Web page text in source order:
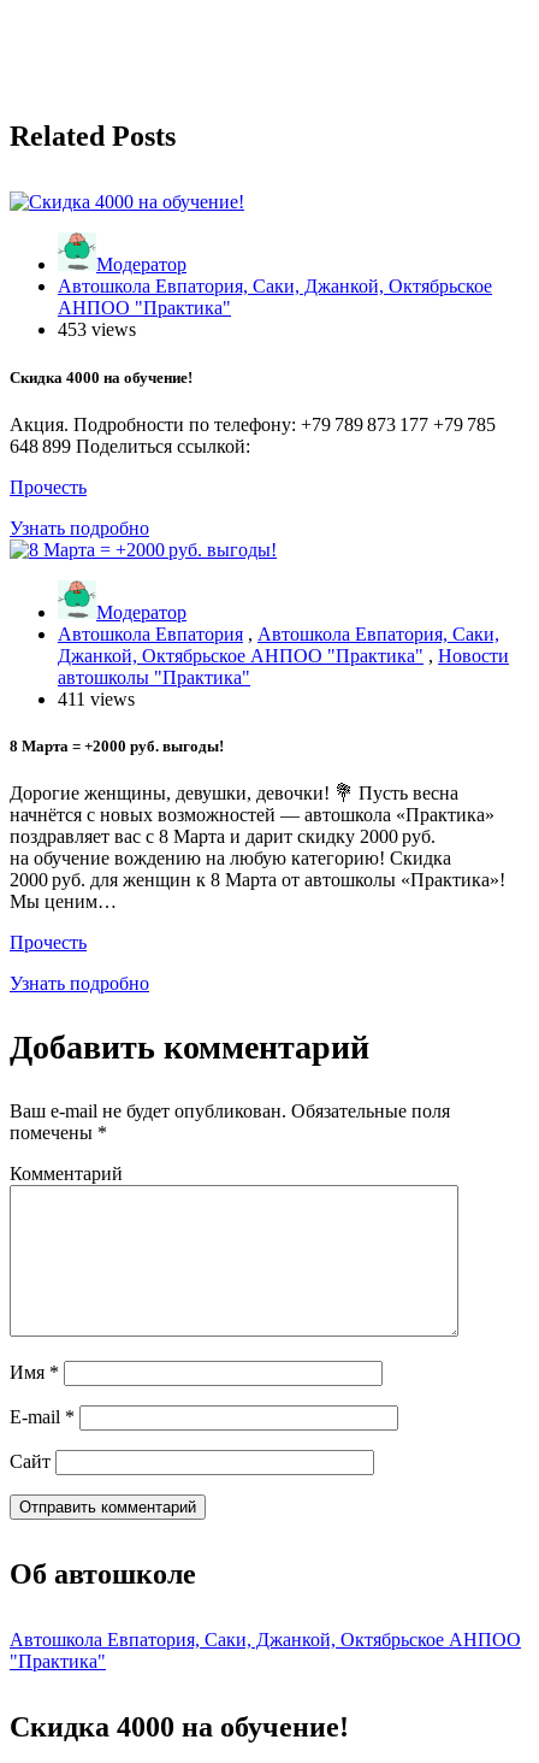
Related Posts
Модератор
Автошкола Евпатория, Саки, Джанкой, Октябрьское
АНПОО "Практика"
453 views
Скидка 4000 на обучение!
Акция. Подробности по телефону: +79 789 873 177 +79 785
648 899 Поделиться ссылкой:
Прочесть
Узнать подробно
Модератор
Автошкола Евпатория , Автошкола Евпатория, Саки,
Джанкой, Октябрьское АНПОО "Практика" , Новости
автошколы "Практика"
411 views
8 Марта = +2000 руб. выгоды!
Дорогие женщины, девушки, девочки! 💐 Пусть весна
начнётся с новых возможностей — автошкола «Практика»
поздравляет вас с 8 Марта и дарит скидку 2000 руб.
на обучение вождению на любую категорию! Скидка
2000 руб. для женщин к 8 Марта от автошколы «Практика»!
Мы ценим…
Прочесть
Узнать подробно
Добавить комментарий
Ваш e-mail не будет опубликован. Обязательные поля
помечены *
Комментарий
Имя *
E-mail *
Сайт
Об автошколе
Автошкола Евпатория, Саки, Джанкой, Октябрьское АНПОО
"Практика"
Скидка 4000 на обучение!